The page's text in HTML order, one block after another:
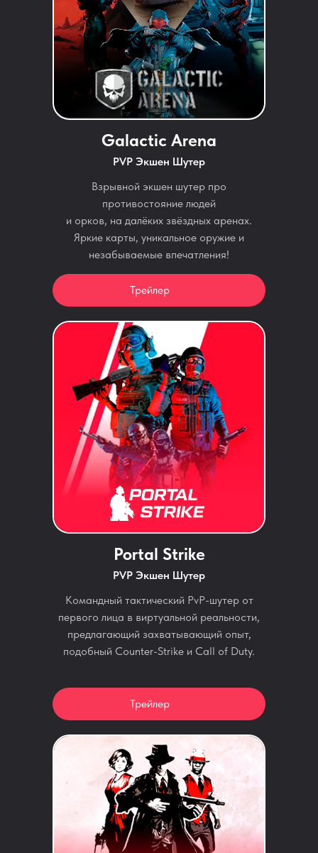
Трейлер
Взрывной экшен шутер про
противостояние людей
и орков, на далёких звёздных аренах.
Яркие карты, уникальное оружие и
незабываемые впечатления!
PVP Экшен Шутер
Galactic Arena
Трейлер
Командный тактический PvP-шутер от
первого лица в виртуальной реальности,
предлагающий захватывающий опыт,
подобный Counter-Strike и Call of Duty.
PVP Экшен Шутер
Portal Strike